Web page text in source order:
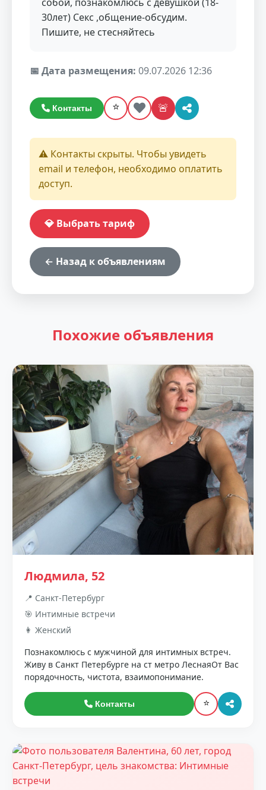
30лет) Секс ,общение-обсудим.
Пишите, не стесняйтесь
📅 Дата размещения: 09.07.2026 12:36
Контакты ⭐ 🚨
⚠️ Контакты скрыты. Чтобы увидеть
email и телефон, необходимо оплатить
доступ.
💎 Выбрать тариф
← Назад к объявлениям
Похожие объявления
Людмила, 52
📍 Санкт-Петербург
🎯 Интимные встречи
👩 Женский
Познакомлюсь с мужчиной для интимных встреч.
Живу в Санкт Петербурге на ст метро ЛеснаяОт Вас
порядочность, чистота, взаимопонимание.
Контакты ⭐